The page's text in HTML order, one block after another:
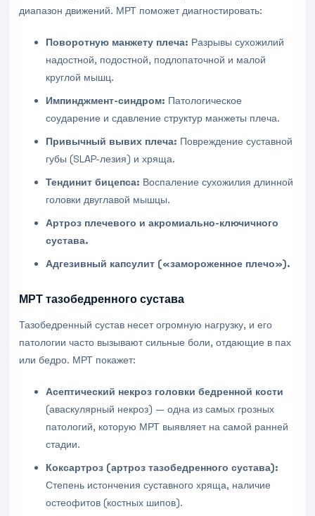
диапазон движений. МРТ поможет диагностировать:
Поворотную манжету плеча: Разрывы сухожилий
надостной, подостной, подлопаточной и малой
круглой мышц.
Импинджмент-синдром: Патологическое
соударение и сдавление структур манжеты плеча.
Привычный вывих плеча: Повреждение суставной
губы (SLAP-лезия) и хряща.
Тендинит бицепса: Воспаление сухожилия длинной
головки двуглавой мышцы.
Артроз плечевого и акромиально-ключичного
сустава.
Адгезивный капсулит («замороженное плечо»).
МРТ тазобедренного сустава
Тазобедренный сустав несет огромную нагрузку, и его
патологии часто вызывают сильные боли, отдающие в пах
или бедро. МРТ покажет:
Асептический некроз головки бедренной кости
(аваскулярный некроз) — одна из самых грозных
патологий, которую МРТ выявляет на самой ранней
стадии.
Коксартроз (артроз тазобедренного сустава):
Степень истончения суставного хряща, наличие
остеофитов (костных шипов).